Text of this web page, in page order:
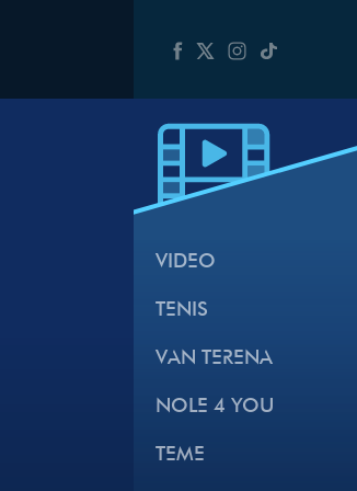
VIDEO
TENIS
VAN TERENA
NOLE 4 YOU
TEME